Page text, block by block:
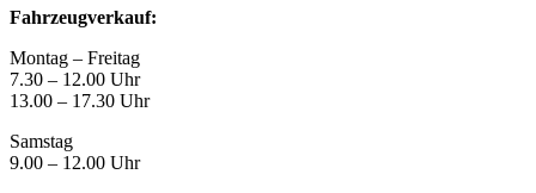
Fahrzeugverkauf:
Montag – Freitag
7.30 – 12.00 Uhr
13.00 – 17.30 Uhr
Samstag
9.00 – 12.00 Uhr